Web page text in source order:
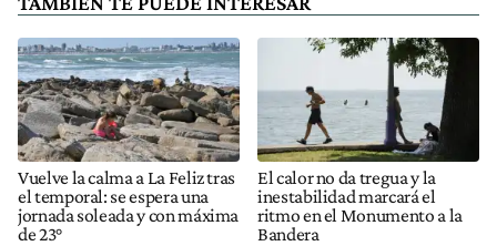
Vuelve la calma a La Feliz tras
el temporal: se espera una
jornada soleada y con máxima
de 23°
El calor no da tregua y la
inestabilidad marcará el
ritmo en el Monumento a la
Bandera